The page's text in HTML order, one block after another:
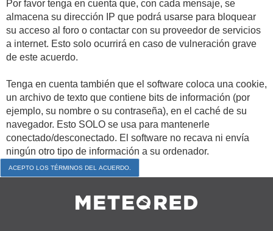
Por favor tenga en cuenta que, con cada mensaje, se
almacena su dirección IP que podrá usarse para bloquear
su acceso al foro o contactar con su proveedor de servicios
a internet. Esto solo ocurrirá en caso de vulneración grave
de este acuerdo.
Tenga en cuenta también que el software coloca una cookie,
un archivo de texto que contiene bits de información (por
ejemplo, su nombre o su contraseña), en el caché de su
navegador. Esto SOLO se usa para mantenerle
conectado/desconectado. El software no recava ni envía
ningún otro tipo de información a su ordenador.